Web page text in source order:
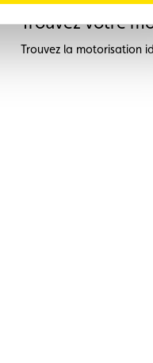
Trouvez votre
Trouvez la motorisation